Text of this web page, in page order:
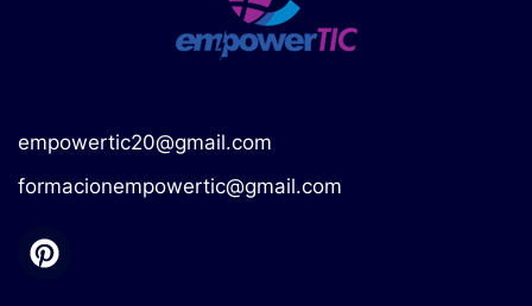
empowertic20@gmail.com
formacionempowertic@gmail.com